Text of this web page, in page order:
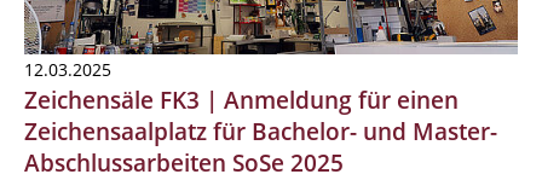
12.03.2025
Zeichensäle FK3 | Anmeldung für einen
Zeichensaalplatz für Bachelor- und Master-
Abschlussarbeiten SoSe 2025